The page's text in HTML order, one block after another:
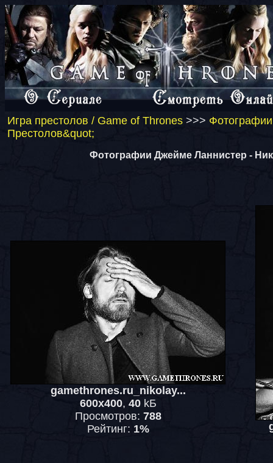
Игра престолов / Game of Thrones >>>
Престолов&quot;
Фотографии Джейме Ланнистер -
gamethrones.ru_nikolay...
600x400, 40kБ
Просмотров: 788
Рейтинг: 1%